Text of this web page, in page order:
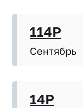
114P
Сентябрь
14P